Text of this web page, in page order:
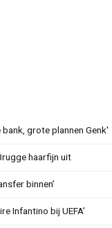
bank, grote plannen Genk'
haarfijn uit
binnen’
Infantino bij UEFA’